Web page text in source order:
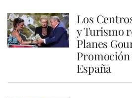
Los
y Turismo
Planes
España